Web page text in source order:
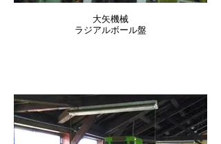
大矢機械
ラジアルボール盤